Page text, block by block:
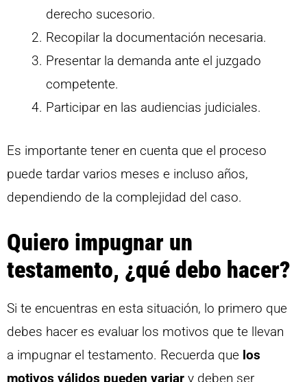
derecho sucesorio.
Recopilar la documentación necesaria.
Presentar la demanda ante el juzgado
competente.
Participar en las audiencias judiciales.
Es importante tener en cuenta que el proceso
puede tardar varios meses e incluso años,
dependiendo de la complejidad del caso.
Quiero impugnar un
testamento, ¿qué debo hacer?
Si te encuentras en esta situación, lo primero que
debes hacer es evaluar los motivos que te llevan
a impugnar el testamento. Recuerda que los
motivos válidos pueden variar y deben ser